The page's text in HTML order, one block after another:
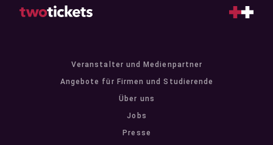
Veranstalter und Medienpartner
Angebote für Firmen und Studierende
Über uns
Jobs
Presse